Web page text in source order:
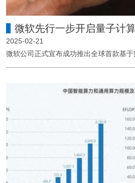
2025-02-21
微软公司正式宣布成功推出全球首款基